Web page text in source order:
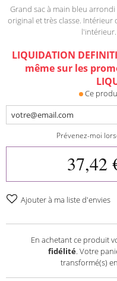
Grand sac à main bleu
original et très classe. Intérieur
LIQUIDATION
même sur les
Ce
Prévenez-moi
37,42
Ajouter à ma liste d'envies
En achetant ce produit
fidélité. Votre
transformé(s)